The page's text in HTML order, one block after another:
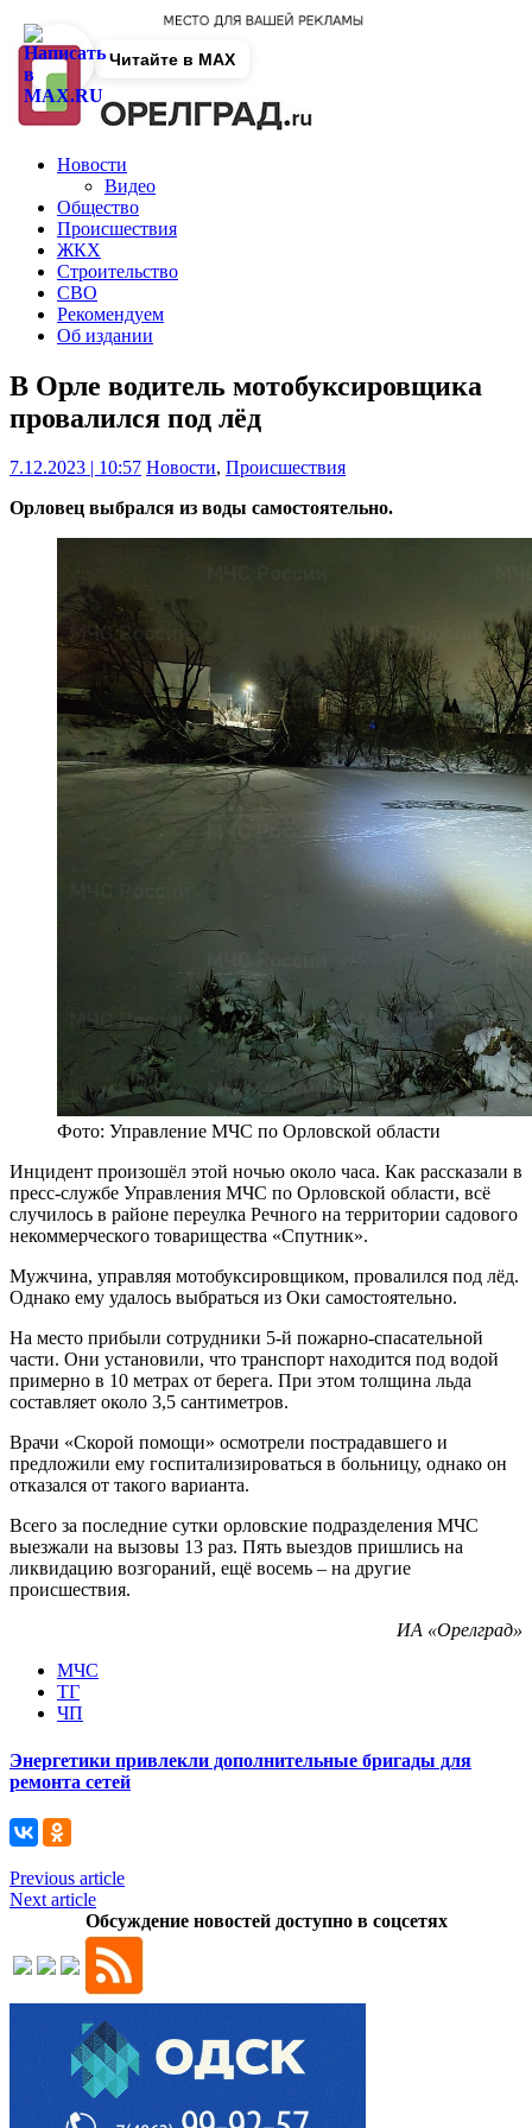
Новости
Видео
Общество
Происшествия
ЖКХ
Строительство
СВО
Рекомендуем
Об издании
В Орле водитель мотобуксировщика
провалился под лёд
7.12.2023 | 10:57 Новости, Происшествия
Орловец выбрался из воды самостоятельно.
Фото: Управление МЧС по Орловской области
Инцидент произошёл этой ночью около часа. Как рассказали в
пресс-службе Управления МЧС по Орловской области, всё
случилось в районе переулка Речного на территории садового
некоммерческого товарищества «Спутник».
Мужчина, управляя мотобуксировщиком, провалился под лёд.
Однако ему удалось выбраться из Оки самостоятельно.
На место прибыли сотрудники 5-й пожарно-спасательной
части. Они установили, что транспорт находится под водой
примерно в 10 метрах от берега. При этом толщина льда
составляет около 3,5 сантиметров.
Врачи «Скорой помощи» осмотрели пострадавшего и
предложили ему госпитализироваться в больницу, однако он
отказался от такого варианта.
Всего за последние сутки орловские подразделения МЧС
выезжали на вызовы 13 раз. Пять выездов пришлись на
ликвидацию возгораний, ещё восемь – на другие
происшествия.
ИА «Орелград»
МЧС
ТГ
ЧП
Энергетики привлекли дополнительные бригады для
ремонта сетей
Previous article
Next article
Обсуждение новостей доступно в соцсетях
Читайте в MAX